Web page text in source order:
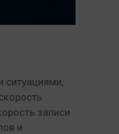
ситуациями,
записи
и